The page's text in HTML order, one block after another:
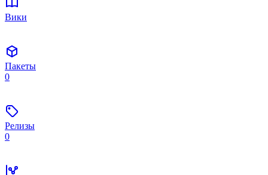
Вики
Пакеты
0
Релизы
0